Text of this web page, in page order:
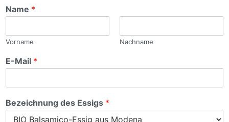
Name *
Vorname Nachname
E-Mail *
Bezeichnung des Essigs *